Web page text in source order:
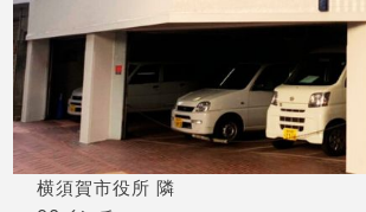
横須賀市役所 隣